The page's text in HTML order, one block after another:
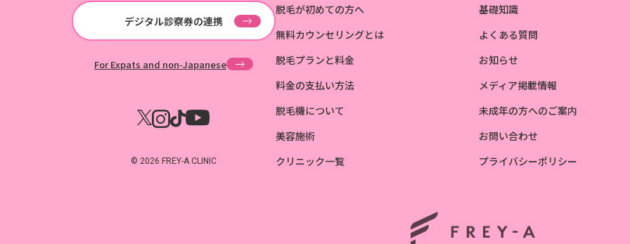
脱毛が初めての方へ
無料カウンセリングとは
脱毛プランと料金
料金の支払い方法
脱毛機について
美容施術
クリニック一覧
基礎知識
よくある質問
お知らせ
メディア掲載情報
未成年の方へのご案内
お問い合わせ
プライバシーポリシー
For Expats and non-Japanese
デジタル診察券の連携
© 2026 FREY-A CLINIC